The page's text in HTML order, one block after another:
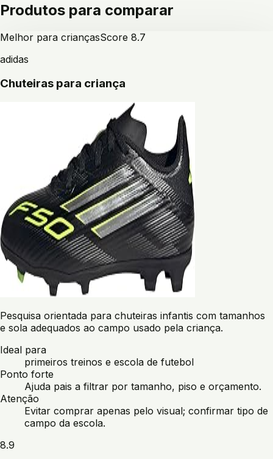
Produtos para comparar
Melhor para criançasScore 8.7
adidas
Chuteiras para criança
Pesquisa orientada para chuteiras infantis com tamanhos
e sola adequados ao campo usado pela criança.
Ideal para
primeiros treinos e escola de futebol
Ponto forte
Ajuda pais a filtrar por tamanho, piso e orçamento.
Atenção
Evitar comprar apenas pelo visual; confirmar tipo de
campo da escola.
8.9